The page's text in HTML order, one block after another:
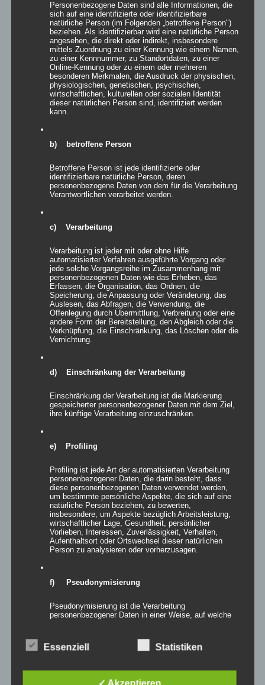
Inflatables FLAME
Details
zur Wunschliste
Inflatables CROWN
zur Wunschliste
Inflatables FIR
zur Wunschliste
Inflatables WHITE TREE
Personenbezogene Daten sind alle Informationen, die
sich auf eine identifizierte oder identifizierbare
natürliche Person (im Folgenden „betroffene Person")
beziehen. Als identifizierbar wird eine natürliche Person
angesehen, die direkt oder indirekt, insbesondere
mittels Zuordnung zu einer Kennung wie einem Namen,
zu einer Kennnummer, zu Standortdaten, zu einer
Online-Kennung oder zu einem oder mehreren
besonderen Merkmalen, die Ausdruck der physischen,
physiologischen, genetischen, psychischen,
wirtschaftlichen, kulturellen oder sozialen Identität
dieser natürlichen Person sind, identifiziert werden
kann.
b) betroffene Person
Betroffene Person ist jede identifizierte oder
identifizierbare natürliche Person, deren
personenbezogene Daten von dem für die Verarbeitung
Verantwortlichen verarbeitet werden.
c) Verarbeitung
Verarbeitung ist jeder mit oder ohne Hilfe
automatisierter Verfahren ausgeführte Vorgang oder
jede solche Vorgangsreihe im Zusammenhang mit
personenbezogenen Daten wie das Erheben, das
Erfassen, die Organisation, das Ordnen, die
Speicherung, die Anpassung oder Veränderung, das
Auslesen, das Abfragen, die Verwendung, die
Offenlegung durch Übermittlung, Verbreitung oder eine
andere Form der Bereitstellung, den Abgleich oder die
Verknüpfung, die Einschränkung, das Löschen oder die
Vernichtung.
d) Einschränkung der Verarbeitung
Einschränkung der Verarbeitung ist die Markierung
gespeicherter personenbezogener Daten mit dem Ziel,
ihre künftige Verarbeitung einzuschränken.
e) Profiling
Profiling ist jede Art der automatisierten Verarbeitung
personenbezogener Daten, die darin besteht, dass
diese personenbezogenen Daten verwendet werden,
um bestimmte persönliche Aspekte, die sich auf eine
natürliche Person beziehen, zu bewerten,
insbesondere, um Aspekte bezüglich Arbeitsleistung,
wirtschaftlicher Lage, Gesundheit, persönlicher
Vorlieben, Interessen, Zuverlässigkeit, Verhalten,
Aufenthaltsort oder Ortswechsel dieser natürlichen
Person zu analysieren oder vorherzusagen.
f) Pseudonymisierung
Pseudonymisierung ist die Verarbeitung
personenbezogener Daten in einer Weise, auf welche
spezifischen betroffenen Person zugeordnet werden
können, sofern diese zusätzlichen Informationen
organisatorischen Maßnahmen unterliegen, die
gewährleisten, dass die personenbezogenen Daten
Essenziell Statistiken